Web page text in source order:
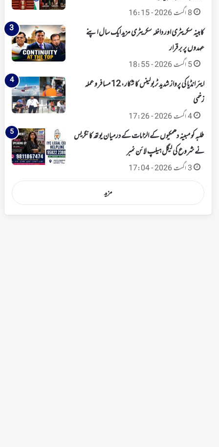
8 اگست 2026 - 16:15
کابینہ سکریٹری اور داخلہ سکریٹری مزید ایک سال اپنے
عہدوں پر برقرار
5 اگست 2026 - 18:55
ایئر انڈیا کی پرواز شدید ٹربولینس کا شکار، 12 مسافر و عملہ
زخمی
4 اگست 2026 - 17:26
طلبہ کو مبینہ دھمکیوں کے الزامات کے درمیان یوتھ کانگریس
نے شروع کی لیگل ہیلپ لائن نمبر
3 اگست 2026 - 17:04
مزید